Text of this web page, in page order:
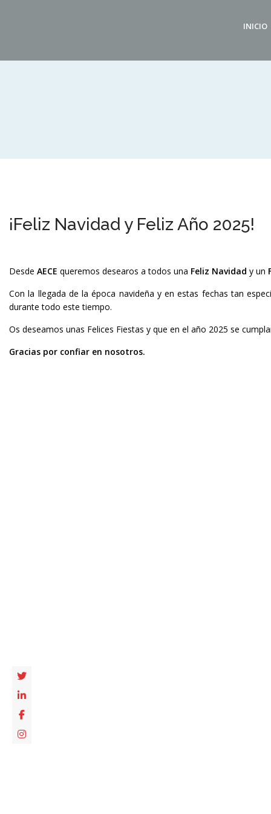
INICIO
¡Feliz Navidad y Feliz Año 2025!
Desde AECE queremos desearos a todos una Feliz Navidad y un
Con la llegada de la época navideña y en estas fechas tan
durante todo este tiempo.
Os deseamos unas Felices Fiestas y que en el año 2025 se
Gracias por confiar en nosotros.